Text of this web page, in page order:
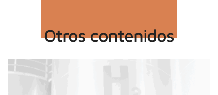
Otros contenidos